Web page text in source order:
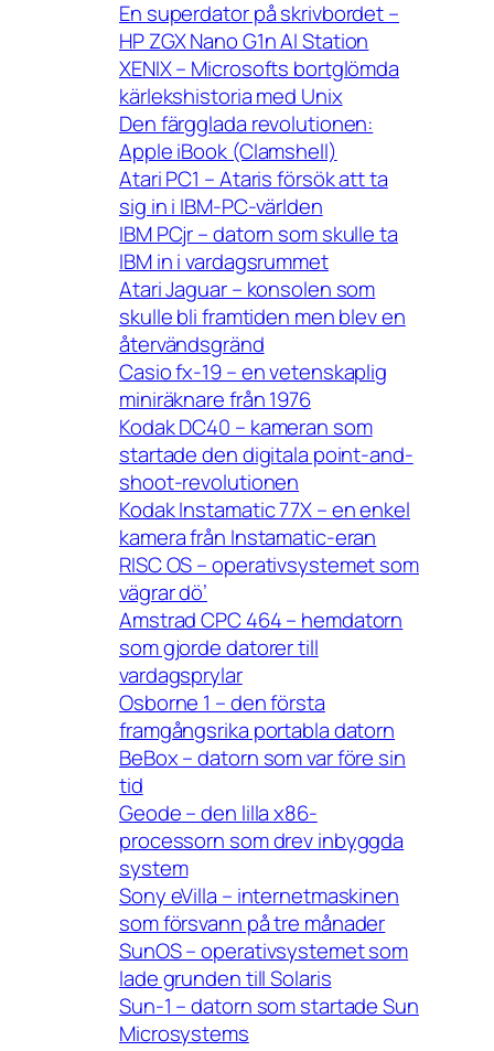
En superdator på skrivbordet –
HP ZGX Nano G1n AI Station
XENIX – Microsofts bortglömda
kärlekshistoria med Unix
Den färgglada revolutionen:
Apple iBook (Clamshell)
Atari PC1 – Ataris försök att ta
sig in i IBM-PC-världen
IBM PCjr – datorn som skulle ta
IBM in i vardagsrummet
Atari Jaguar – konsolen som
skulle bli framtiden men blev en
återvändsgränd
Casio fx-19 – en vetenskaplig
miniräknare från 1976
Kodak DC40 – kameran som
startade den digitala point-and-
shoot-revolutionen
Kodak Instamatic 77X – en enkel
kamera från Instamatic-eran
RISC OS – operativsystemet som
vägrar dö’
Amstrad CPC 464 – hemdatorn
som gjorde datorer till
vardagsprylar
Osborne 1 – den första
framgångsrika portabla datorn
BeBox – datorn som var före sin
tid
Geode – den lilla x86-
processorn som drev inbyggda
system
Sony eVilla – internetmaskinen
som försvann på tre månader
SunOS – operativsystemet som
lade grunden till Solaris
Sun-1 – datorn som startade Sun
Microsystems